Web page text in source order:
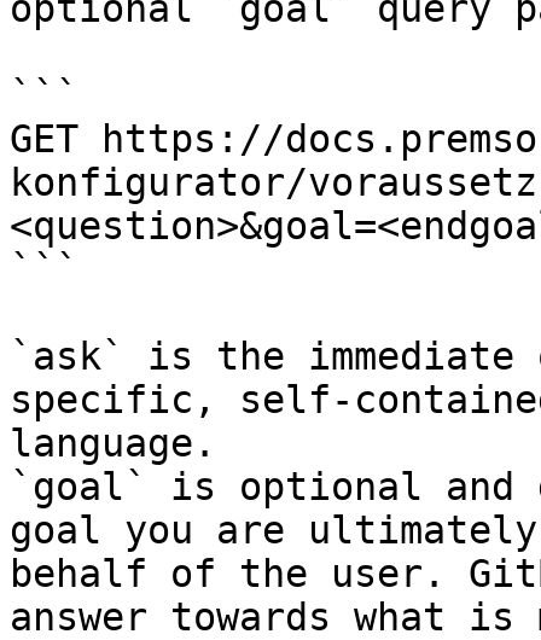
```
GET https://
konfigurator/
```
`ask` is the
specific, self-
language.
`goal` is optional and
goal you are
behalf of the user.
answer towards what